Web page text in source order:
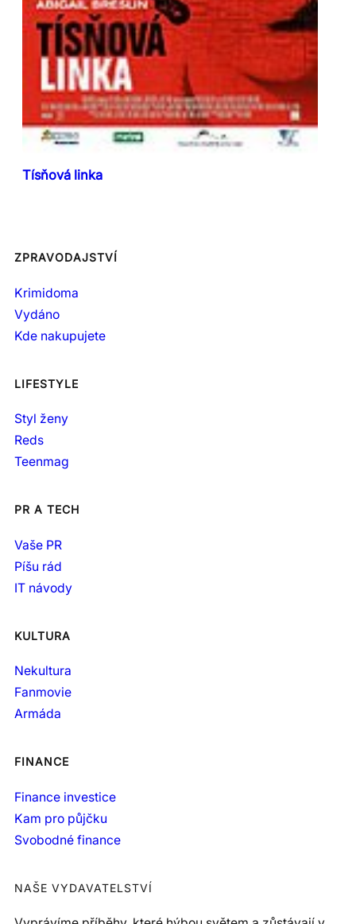
Tísňová linka
ZPRAVODAJSTVÍ
Krimidoma
Vydáno
Kde nakupujete
LIFESTYLE
Styl ženy
Reds
Teenmag
PR A TECH
Vaše PR
Píšu rád
IT návody
KULTURA
Nekultura
Fanmovie
Armáda
FINANCE
Finance investice
Kam pro půjčku
Svobodné finance
NAŠE VYDAVATELSTVÍ